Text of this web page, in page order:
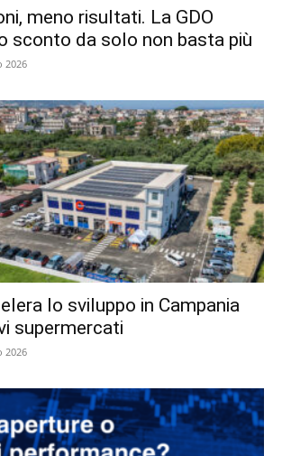
meno risultati. La GDO
sconto da solo non basta più
2026
lo sviluppo in Campania
supermercati
2026